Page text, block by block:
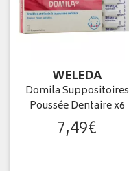
WELEDA
Domila Suppositoires
Poussée Dentaire x6
7,49€